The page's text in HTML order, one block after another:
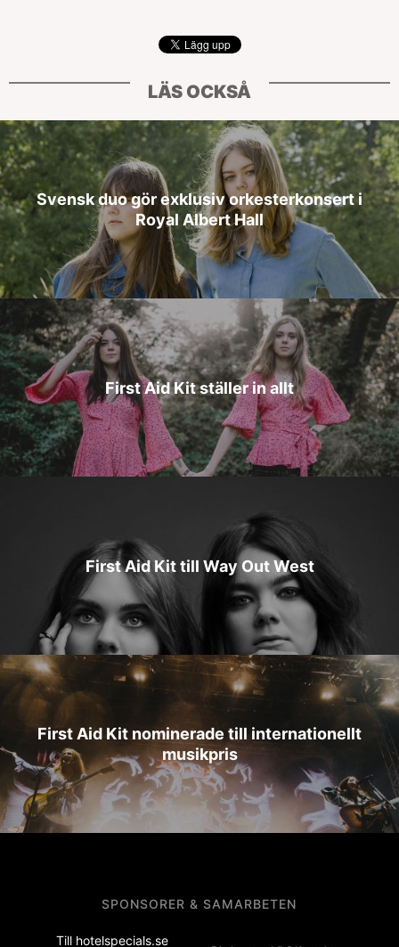
LÄS OCKSÅ
Svensk duo gör exklusiv orkesterkonsert i
Royal Albert Hall
First Aid Kit ställer in allt
First Aid Kit till Way Out West
First Aid Kit nominerade till internationellt
musikpris
SPONSORER & SAMARBETEN
Till hotelspecials.se